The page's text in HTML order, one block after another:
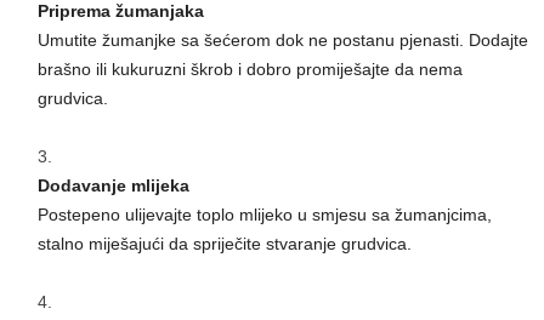
Priprema žumanjaka
Umutite žumanjke sa šećerom dok ne postanu pjenasti. Dodajte
brašno ili kukuruzni škrob i dobro promiješajte da nema
grudvica.
Dodavanje mlijeka
Postepeno ulijevajte toplo mlijeko u smjesu sa žumanjcima,
stalno miješajući da spriječite stvaranje grudvica.